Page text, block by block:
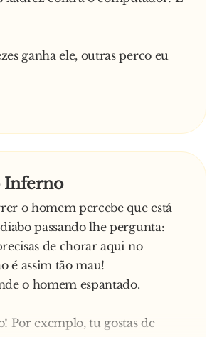
ganha ele, outras perco eu
Inferno
o homem percebe que está
passando lhe pergunta:
de chorar aqui no
é assim tão mau!
o homem espantado.
Por exemplo, tu gostas de